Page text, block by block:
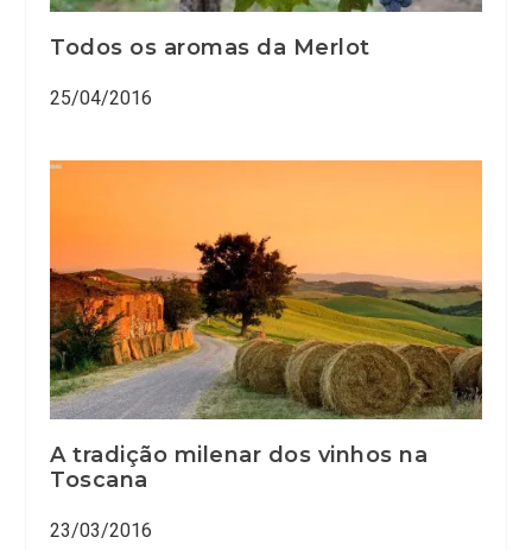
Todos os aromas da Merlot
25/04/2016
A tradição milenar dos vinhos na
Toscana
23/03/2016